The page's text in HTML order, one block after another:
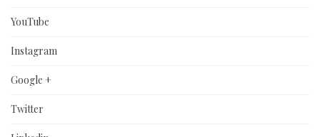
YouTube
Instagram
Google +
Twitter